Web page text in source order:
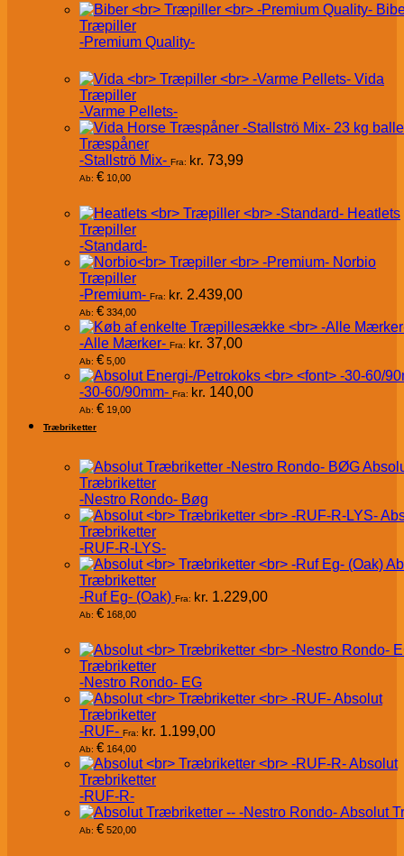
Træpiller
-Premium Quality-
Vida
Træpiller
-Varme Pellets-
Træspåner
-Stallströ Mix- Fra: kr. 73,99
Ab: € 10,00
Heatlets
Træpiller
-Standard-
Norbio
Træpiller
-Premium- Fra: kr. 2.439,00
Ab: € 334,00
-Alle Mærker- Fra: kr. 37,00
Ab: € 5,00
-30-60/90mm- Fra: kr. 140,00
Ab: € 19,00
Træbriketter
Træbriketter
-Nestro Rondo- Bøg
Træbriketter
-RUF-R-LYS-
Træbriketter
-Ruf Eg- (Oak) Fra: kr. 1.229,00
Ab: € 168,00
Træbriketter
-Nestro Rondo- EG
Absolut
Træbriketter
-RUF- Fra: kr. 1.199,00
Ab: € 164,00
Absolut
Træbriketter
-RUF-R-
Absolut
Ab: € 520,00